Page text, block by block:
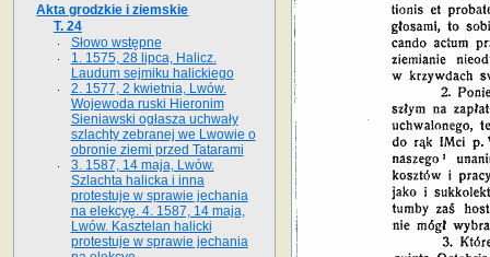
Akta grodzkie i ziemskie
T. 24
Słowo wstępne
1. 1575, 28 lipca, Halicz.
Laudum sejmiku halickiego
2. 1577, 2 kwietnia, Lwów.
Wojewoda ruski Hieronim
Sieniawski ogłasza uchwały
szlachty zebranej we Lwowie o
obronie ziemi przed Tatarami
3. 1587, 14 maja, Lwów.
Szlachta halicka i inna
protestuje w sprawie jechania
na elekcyę. 4. 1587, 14 maja,
Lwów. Kasztelan halicki
protestuje w sprawie jechania